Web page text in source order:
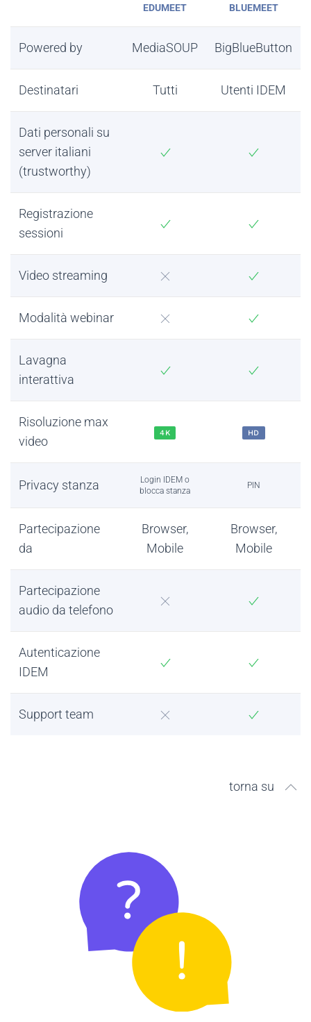
EDUMEET BLUEMEET
Powered by MediaSOUP BigBlueButton
Destinatari Tutti Utenti IDEM
Dati personali su
server italiani
(trustworthy)
Registrazione
sessioni
Video streaming
Modalità webinar
Lavagna
interattiva
Risoluzione max
video
4K HD
Privacy stanza
Login IDEM o
blocca stanza
PIN
Partecipazione
da
Browser,
Mobile
Browser,
Mobile
Partecipazione
audio da telefono
Autenticazione
IDEM
Support team
torna su